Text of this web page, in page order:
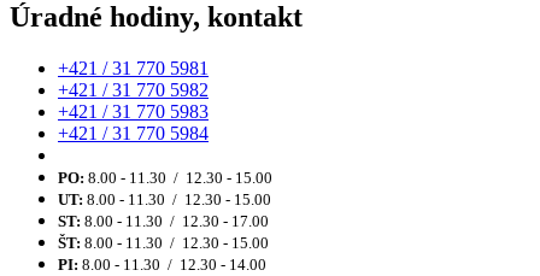
Úradné hodiny, kontakt
+421 / 31 770 5981
+421 / 31 770 5982
+421 / 31 770 5983
+421 / 31 770 5984
PO: 8.00 - 11.30 / 12.30 - 15.00
UT: 8.00 - 11.30 / 12.30 - 15.00
ST: 8.00 - 11.30 / 12.30 - 17.00
ŠT: 8.00 - 11.30 / 12.30 - 15.00
PI: 8.00 - 11.30 / 12.30 - 14.00